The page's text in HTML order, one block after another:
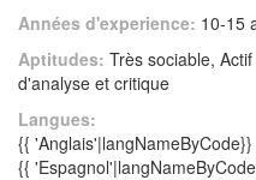
Années d'experience: 10-15
Aptitudes: Très sociable,
d'analyse et critique
Langues:
{{
{{